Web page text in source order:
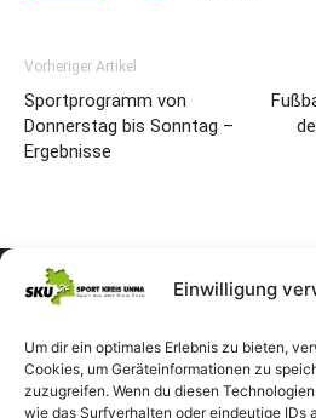
Einwilligung
Um dir ein optimales Erlebnis zu bieten,
Cookies, um Geräteinformationen zu
zuzugreifen. Wenn du diesen
wie das Surfverhalten oder eindeutige IDs
Vorheriger Artikel
Sportprogramm von
Donnerstag bis Sonntag –
Ergebnisse